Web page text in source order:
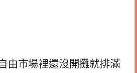
由市場裡還沒開攤就排滿